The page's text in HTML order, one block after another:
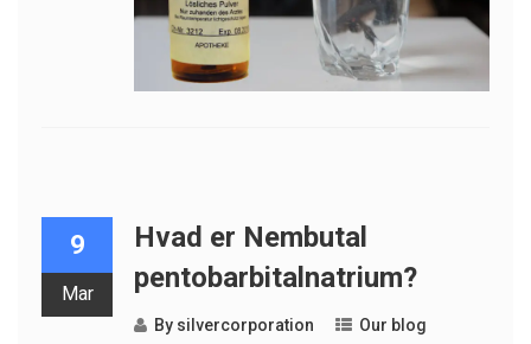
9
Mar
Hvad er Nembutal
pentobarbitalnatrium?
By silvercorporation
Our blog